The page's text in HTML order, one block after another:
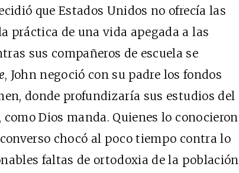
que Estados Unidos no ofrecía las
práctica de una vida apegada a las
sus compañeros de escuela se
, John negoció con su padre los fondos
donde profundizaría sus estudios del
Dios manda. Quienes lo conocieron
chocó al poco tiempo contra lo
faltas de ortodoxia de la población